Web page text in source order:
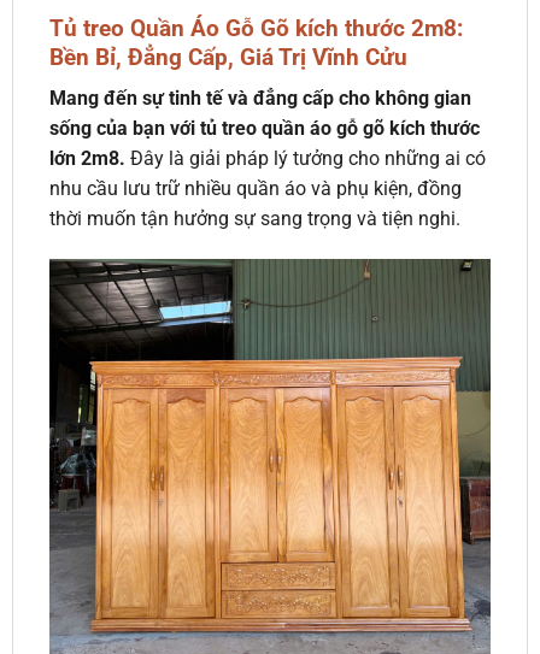
Tủ treo Quần Áo Gỗ Gõ kích thước 2m8:
Bền Bỉ, Đẳng Cấp, Giá Trị Vĩnh Cửu
Mang đến sự tinh tế và đẳng cấp cho không gian
sống của bạn với tủ treo quần áo gỗ gõ kích thước
lớn 2m8. Đây là giải pháp lý tưởng cho những ai có
nhu cầu lưu trữ nhiều quần áo và phụ kiện, đồng
thời muốn tận hưởng sự sang trọng và tiện nghi.